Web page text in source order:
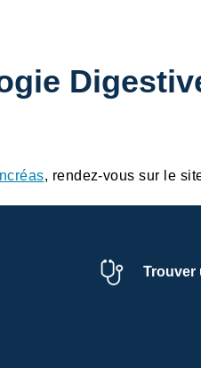
, rendez-vous sur le
Trouver